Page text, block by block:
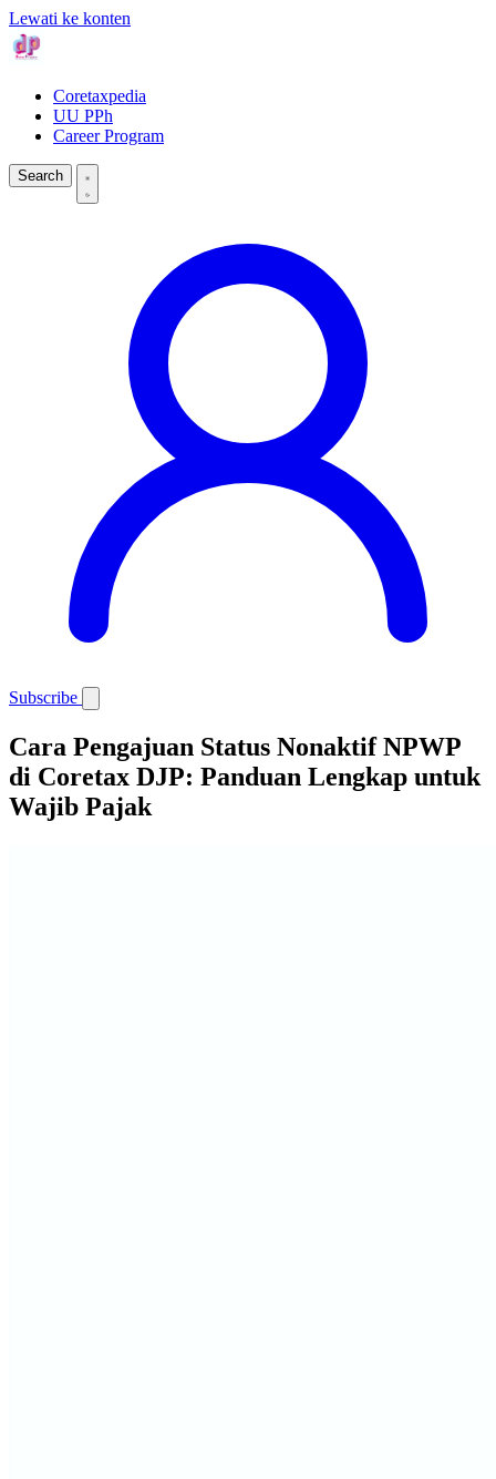
Lewati ke konten
Coretaxpedia
UU PPh
Career Program
Search
Subscribe
Cara Pengajuan Status Nonaktif NPWP
di Coretax DJP: Panduan Lengkap untuk
Wajib Pajak